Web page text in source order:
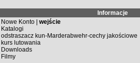
Informacje
Nowe Konto | wejście
Katalogi
odstraszacz kun-Marderabwehr-cechy jakościowe
kurs lutowania
Downloads
Filmy